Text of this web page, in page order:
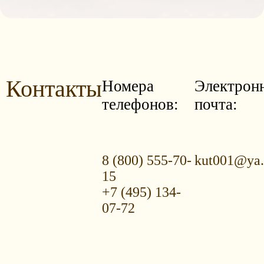
КонтактыНомера
телефонов:
8 (800) 555-70-
15
+7 (495) 134-
07-72
почта: